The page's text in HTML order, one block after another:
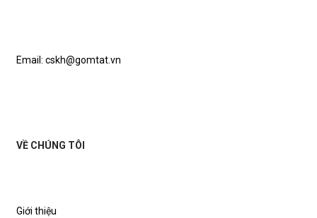
Email: cskh@gomtat.vn
VỀ CHÚNG TÔI
Giới thiệu